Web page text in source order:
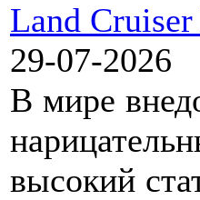
Land Cruiser
29-07-2026
В мире
высокий